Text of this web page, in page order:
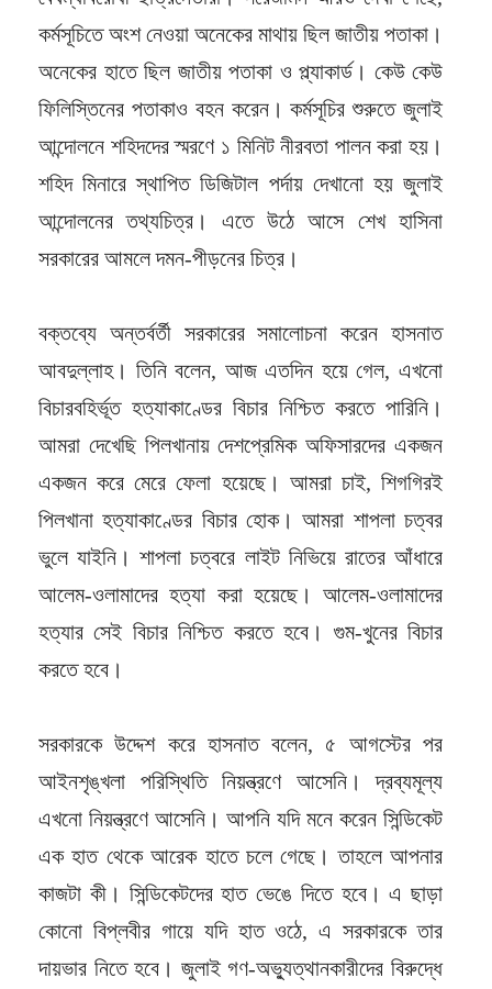
কর্মসূচিতে অংশ নেওয়া অনেকের মাথায় ছিল জাতীয় পতাকা।
অনেকের হাতে ছিল জাতীয় পতাকা ও প্ল্যাকার্ড। কেউ কেউ
ফিলিস্তিনের পতাকাও বহন করেন। কর্মসূচির শুরুতে জুলাই
আন্দোলনে শহিদদের স্মরণে ১ মিনিট নীরবতা পালন করা হয়।
শহিদ মিনারে স্থাপিত ডিজিটাল পর্দায় দেখানো হয় জুলাই
আন্দোলনের তথ্যচিত্র। এতে উঠে আসে শেখ হাসিনা
সরকারের আমলে দমন-পীড়নের চিত্র।
বক্তব্যে অন্তর্বর্তী সরকারের সমালোচনা করেন হাসনাত
আবদুল্লাহ। তিনি বলেন, আজ এতদিন হয়ে গেল, এখনো
বিচারবহির্ভূত হত্যাকাণ্ডের বিচার নিশ্চিত করতে পারিনি।
আমরা দেখেছি পিলখানায় দেশপ্রেমিক অফিসারদের একজন
একজন করে মেরে ফেলা হয়েছে। আমরা চাই, শিগগিরই
পিলখানা হত্যাকাণ্ডের বিচার হোক। আমরা শাপলা চত্বর
ভুলে যাইনি। শাপলা চত্বরে লাইট নিভিয়ে রাতের আঁধারে
আলেম-ওলামাদের হত্যা করা হয়েছে। আলেম-ওলামাদের
হত্যার সেই বিচার নিশ্চিত করতে হবে। গুম-খুনের বিচার
করতে হবে।
সরকারকে উদ্দেশ করে হাসনাত বলেন, ৫ আগস্টের পর
আইনশৃঙ্খলা পরিস্থিতি নিয়ন্ত্রণে আসেনি। দ্রব্যমূল্য
এখনো নিয়ন্ত্রণে আসেনি। আপনি যদি মনে করেন সিন্ডিকেট
এক হাত থেকে আরেক হাতে চলে গেছে। তাহলে আপনার
কাজটা কী। সিন্ডিকেটদের হাত ভেঙে দিতে হবে। এ ছাড়া
কোনো বিপ্লবীর গায়ে যদি হাত ওঠে, এ সরকারকে তার
দায়ভার নিতে হবে। জুলাই গণ-অভ্যুত্থানকারীদের বিরুদ্ধে